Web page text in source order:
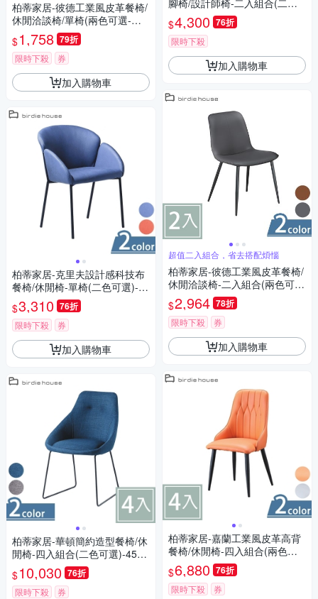
柏蒂家居-彼德工業風皮革餐椅/
休閒洽談椅/單椅(兩色可選-咖
啡色/灰色)-50x60x81cm
$1,758 79折
限時下殺 券
加入購物車
柏蒂家居-克里夫設計感科技布
餐椅/休閒椅-單椅(二色可選)-55
x64x78cm
$3,310 76折
限時下殺 券
加入購物車
柏蒂家居-華頓簡約造型餐椅/休
閒椅-四入組合(二色可選)-45x4
7x85cm
$10,030 76折
限時下殺 券
腳椅/設計師椅-二入組合(二色
可選)-44x38x90cm
$4,300 76折
限時下殺
加入購物車
超值二入組合，省去搭配煩惱
柏蒂家居-彼德工業風皮革餐椅/
休閒洽談椅-二入組合(兩色可
選-咖啡色/灰色)-50x60x81cm
$2,964 78折
限時下殺 券
加入購物車
柏蒂家居-嘉蘭工業風皮革高背
餐椅/休閒椅-四入組合(兩色可
選-橘色/灰色)-48x53x91cm
$6,880 76折
限時下殺 券